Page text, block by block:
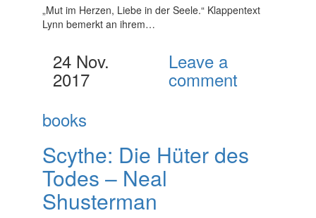
„Mut im Herzen, Liebe in der Seele.“ Klappentext
Lynn bemerkt an ihrem…
24 Nov.
2017
Leave a
comment
books
Scythe: Die Hüter des
Todes – Neal
Shusterman